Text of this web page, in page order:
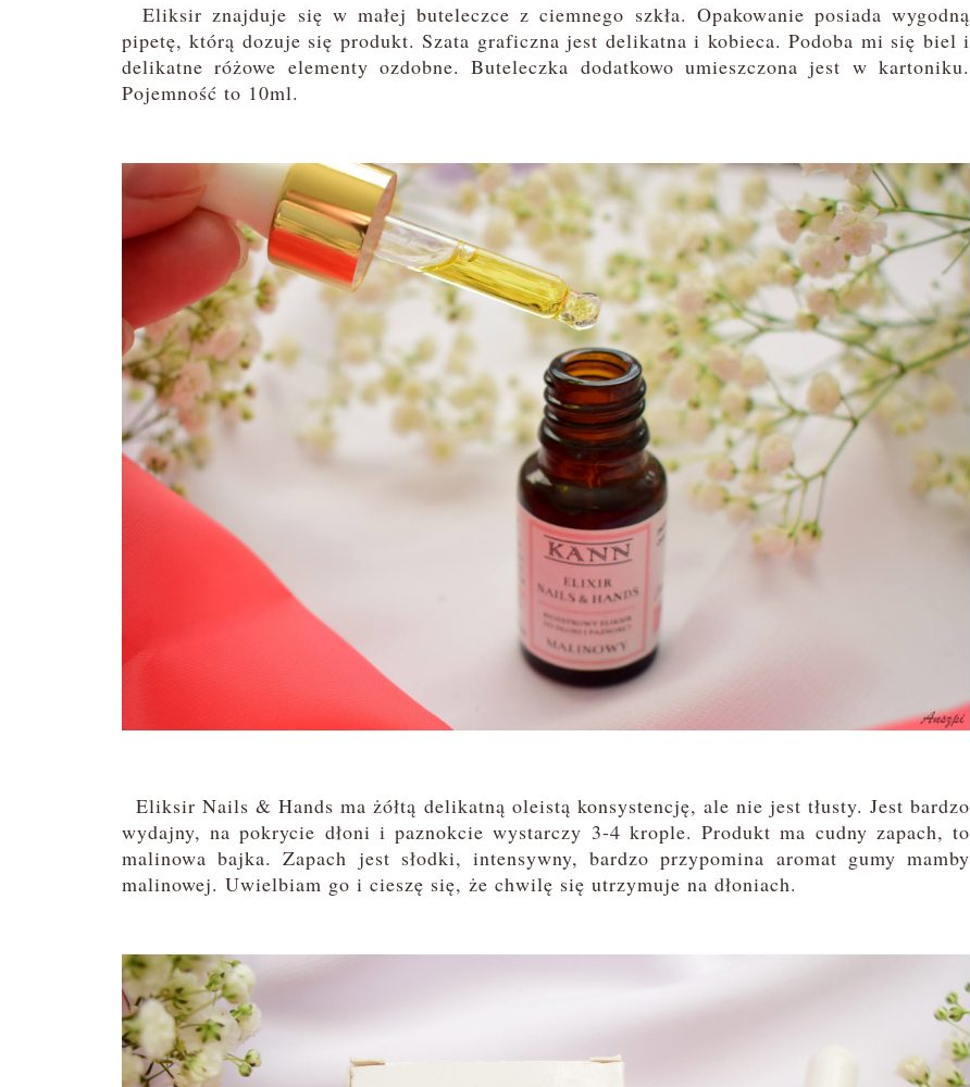
Eliksir znajduje się w małej buteleczce z ciemnego szkła. Opakowanie posiada wygodną
pipetę, którą dozuje się produkt. Szata graficzna jest delikatna i kobieca. Podoba mi się biel i
delikatne różowe elementy ozdobne. Buteleczka dodatkowo umieszczona jest w kartoniku.
Pojemność to 10ml.
Eliksir Nails & Hands ma żółtą delikatną oleistą konsystencję, ale nie jest tłusty. Jest bardzo
wydajny, na pokrycie dłoni i paznokcie wystarczy 3-4 krople. Produkt ma cudny zapach, to
malinowa bajka. Zapach jest słodki, intensywny, bardzo przypomina aromat gumy mamby
malinowej. Uwielbiam go i cieszę się, że chwilę się utrzymuje na dłoniach.